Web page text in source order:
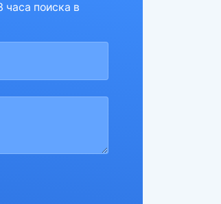
часа поиска в